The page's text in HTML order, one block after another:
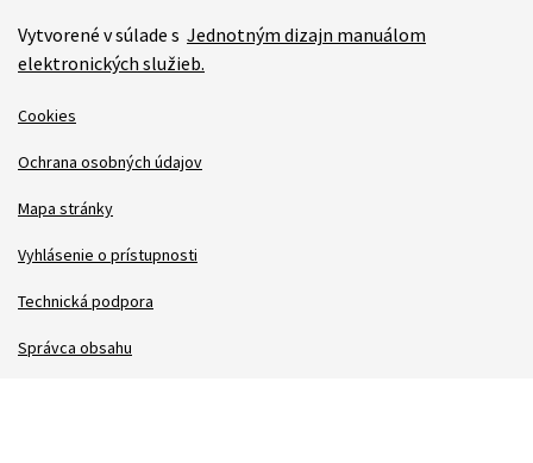
Vytvorené v súlade s Jednotným dizajn manuálom
elektronických služieb.
Cookies
Ochrana osobných údajov
Mapa stránky
Vyhlásenie o prístupnosti
Technická podpora
Správca obsahu